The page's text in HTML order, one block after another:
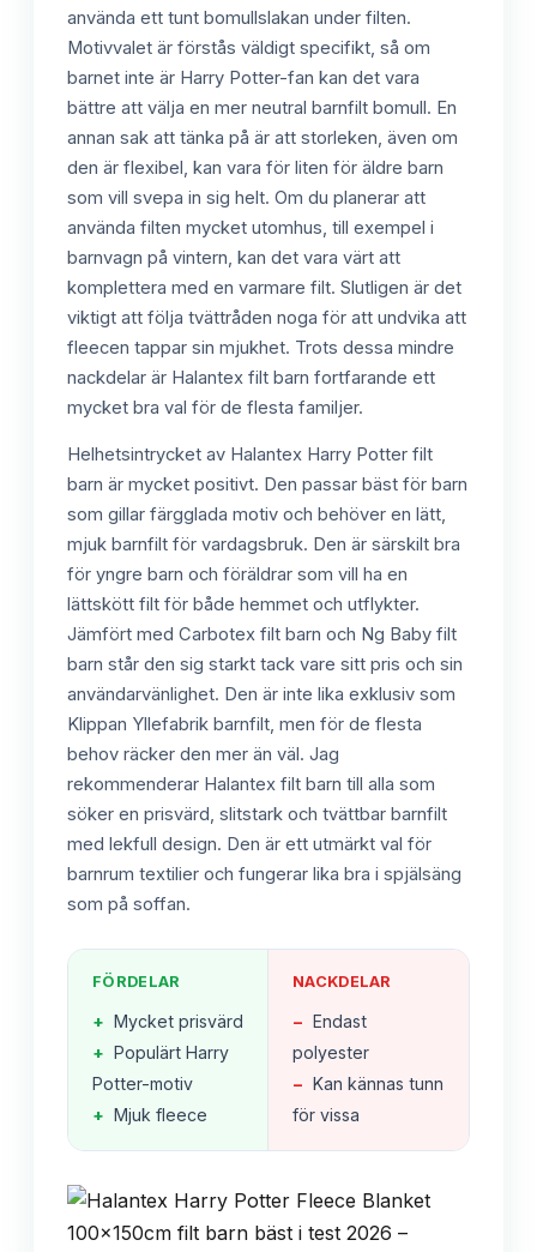
använda ett tunt bomullslakan under filten.
Motivvalet är förstås väldigt specifikt, så om
barnet inte är Harry Potter-fan kan det vara
bättre att välja en mer neutral barnfilt bomull. En
annan sak att tänka på är att storleken, även om
den är flexibel, kan vara för liten för äldre barn
som vill svepa in sig helt. Om du planerar att
använda filten mycket utomhus, till exempel i
barnvagn på vintern, kan det vara värt att
komplettera med en varmare filt. Slutligen är det
viktigt att följa tvättråden noga för att undvika att
fleecen tappar sin mjukhet. Trots dessa mindre
nackdelar är Halantex filt barn fortfarande ett
mycket bra val för de flesta familjer.
Helhetsintrycket av Halantex Harry Potter filt
barn är mycket positivt. Den passar bäst för barn
som gillar färgglada motiv och behöver en lätt,
mjuk barnfilt för vardagsbruk. Den är särskilt bra
för yngre barn och föräldrar som vill ha en
lättskött filt för både hemmet och utflykter.
Jämfört med Carbotex filt barn och Ng Baby filt
barn står den sig starkt tack vare sitt pris och sin
användarvänlighet. Den är inte lika exklusiv som
Klippan Yllefabrik barnfilt, men för de flesta
behov räcker den mer än väl. Jag
rekommenderar Halantex filt barn till alla som
söker en prisvärd, slitstark och tvättbar barnfilt
med lekfull design. Den är ett utmärkt val för
barnrum textilier och fungerar lika bra i spjälsäng
som på soffan.
FÖRDELAR
+ Mycket prisvärd
+ Populärt Harry
Potter-motiv
+ Mjuk fleece
NACKDELAR
− Endast
polyester
− Kan kännas tunn
för vissa